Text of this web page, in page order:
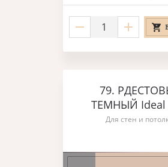
79.
ТЕМНЫЙ Ideal
Для стен и